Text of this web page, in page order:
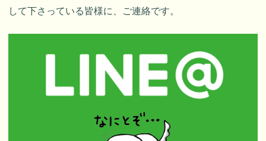
して下さっている皆様に、ご連絡です。